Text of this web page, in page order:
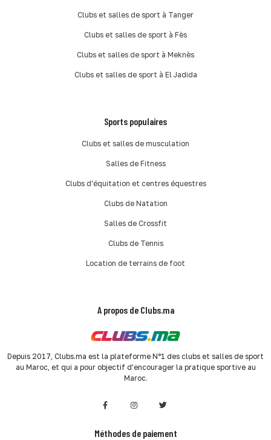
Clubs et salles de sport à Tanger
Clubs et salles de sport à Fès
Clubs et salles de sport à Meknès
Clubs et salles de sport à El Jadida
Sports populaires
Clubs et salles de musculation
Salles de Fitness
Clubs d'équitation et centres équestres
Clubs de Natation
Salles de Crossfit
Clubs de Tennis
Location de terrains de foot
A propos de Clubs.ma
Depuis 2017, Clubs.ma est la plateforme N°1 des clubs et salles de sport
au Maroc, et qui a pour objectif d'encourager la pratique sportive au
Maroc.
Méthodes de paiement